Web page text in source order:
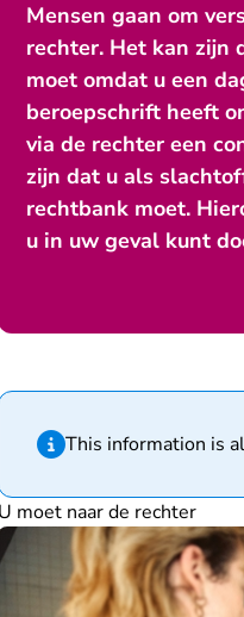
Mensen gaan om
rechter. Het kan zijn
moet omdat u een
beroepschrift heeft
via de rechter een
zijn dat u als
rechtbank moet.
u in uw geval kunt
Hint van type informatie
This information is
U moet naar de rechter